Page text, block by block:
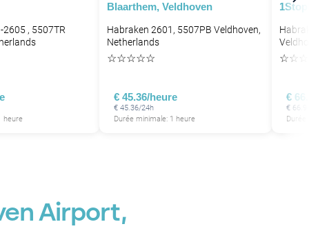
, 5507TR
heure
Blaarthem, Veldhoven
Habraken 2601, 5507PB Veldhoven,
Netherlands
☆☆☆☆☆
€ 45.36/heure
€ 45.36/24h
Durée minimale: 1 heure
☆☆
€
€
Durée
Airport,